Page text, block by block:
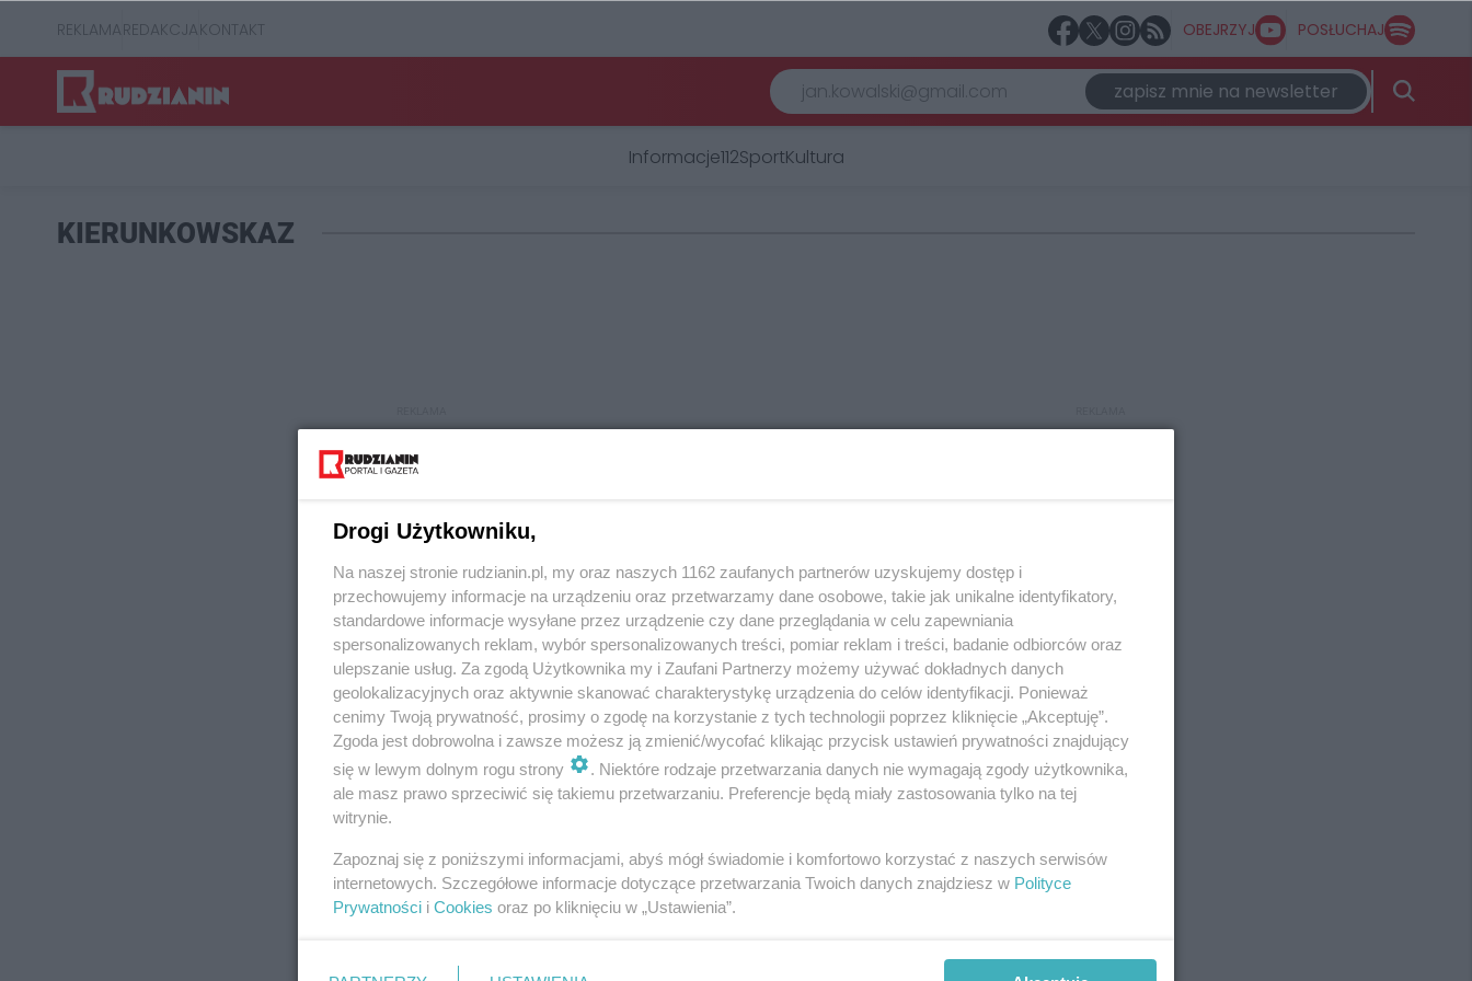
REKLAMAREDAKCJAKONTAKT OBEJRZYJ POSŁUCHAJ
zapisz mnie na newsletter
Informacje112SportKultura
KIERUNKOWSKAZ
REKLAMA REKLAMA
Drogi Użytkowniku,
Na naszej stronie rudzianin.pl, my oraz naszych 1162 zaufanych partnerów uzyskujemy dostęp i
przechowujemy informacje na urządzeniu oraz przetwarzamy dane osobowe, takie jak unikalne identyfikatory,
standardowe informacje wysyłane przez urządzenie czy dane przeglądania w celu zapewniania
spersonalizowanych reklam, wybór spersonalizowanych treści, pomiar reklam i treści, badanie odbiorców oraz
ulepszanie usług. Za zgodą Użytkownika my i Zaufani Partnerzy możemy używać dokładnych danych
geolokalizacyjnych oraz aktywnie skanować charakterystykę urządzenia do celów identyfikacji. Ponieważ
cenimy Twoją prywatność, prosimy o zgodę na korzystanie z tych technologii poprzez kliknięcie „Akceptuję”.
Zgoda jest dobrowolna i zawsze możesz ją zmienić/wycofać klikając przycisk ustawień prywatności znajdujący
się w lewym dolnym rogu strony
. Niektóre rodzaje przetwarzania danych nie wymagają zgody użytkownika,
ale masz prawo sprzeciwić się takiemu przetwarzaniu. Preferencje będą miały zastosowania tylko na tej
witrynie.
Zapoznaj się z poniższymi informacjami, abyś mógł świadomie i komfortowo korzystać z naszych serwisów
internetowych. Szczegółowe informacje dotyczące przetwarzania Twoich danych znajdziesz w Polityce
Prywatności i Cookies oraz po kliknięciu w „Ustawienia”.